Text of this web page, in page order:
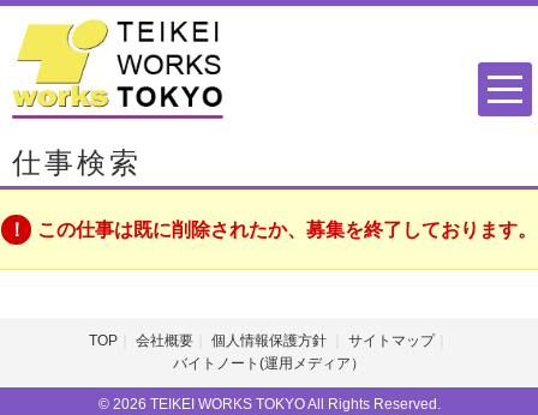
仕事検索
この仕事は既に削除されたか、募集を終了しております。
TOP 会社概要 個人情報保護方針
サイトマップ
バイトノート(運用メディア）
© 2026 TEIKEI WORKS TOKYO All Rights Reserved.